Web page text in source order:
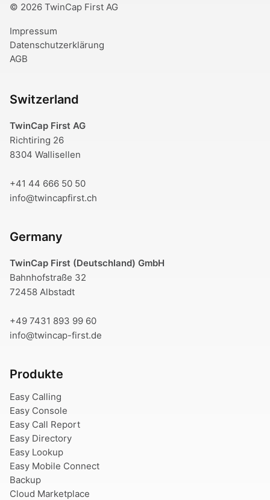
© 2026 TwinCap First AG
Impressum
Datenschutzerklärung
AGB
Switzerland
TwinCap First AG
Richtiring 26
8304 Wallisellen
+41 44 666 50 50
info@twincapfirst.ch
Germany
TwinCap First (Deutschland) GmbH
Bahnhofstraße 32
72458 Albstadt
+49 7431 893 99 60
info@twincap-first.de
Produkte
Easy Calling
Easy Console
Easy Call Report
Easy Directory
Easy Lookup
Easy Mobile Connect
Backup
Cloud Marketplace